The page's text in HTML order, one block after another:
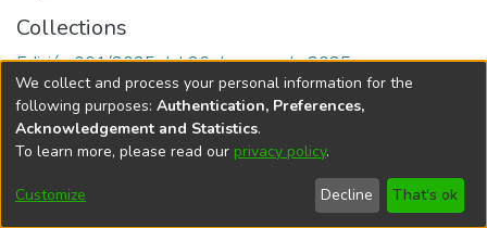
Collections
Edición 001/2025 del 26 de mayo de 2025
Universidad Nacional de Córdoba
We collect and process your personal information for the
following purposes: Authentication, Preferences,
Acknowledgement and Statistics.
To learn more, please read our privacy policy.
Customize Decline That's ok